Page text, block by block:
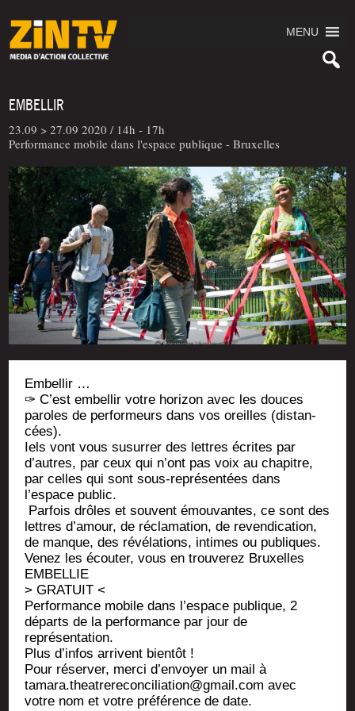
MENU
EMBELLIR
23.09 > 27.09 2020 / 14h - 17h
Performance mobile dans l'espace publique - Bruxelles
Embel­lir …
✑ C’est embel­lir votre hori­zon avec les douces
paroles de per­for­meurs dans vos oreilles (dis­tan­
cées).
Iels vont vous susur­rer des lettres écrites par
d’autres, par ceux qui n’ont pas voix au cha­pitre,
par celles qui sont sous-repré­sen­tées dans
l’espace public.
Par­fois drôles et sou­vent émou­vantes, ce sont des
lettres d’amour, de récla­ma­tion, de reven­di­ca­tion,
de manque, des révé­la­tions, intimes ou publiques.
Venez les écou­ter, vous en trou­ve­rez Bruxelles
EMBELLIE
> GRATUIT <
Per­for­mance mobile dans l’es­pace publique, 2
départs de la per­for­mance par jour de
représentation.
Plus d’in­fos arrivent bientôt !
Pour réser­ver, mer­ci d’en­voyer un mail à
tamara.theatrereconciliation@gmail.com avec
votre nom et votre pré­fé­rence de date.